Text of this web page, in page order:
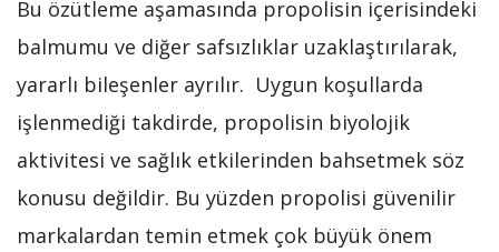
Bu özütleme aşamasında propolisin içerisindeki
balmumu ve diğer safsızlıklar uzaklaştırılarak,
yararlı bileşenler ayrılır. Uygun koşullarda
işlenmediği takdirde, propolisin biyolojik
aktivitesi ve sağlık etkilerinden bahsetmek söz
konusu değildir. Bu yüzden propolisi güvenilir
markalardan temin etmek çok büyük önem